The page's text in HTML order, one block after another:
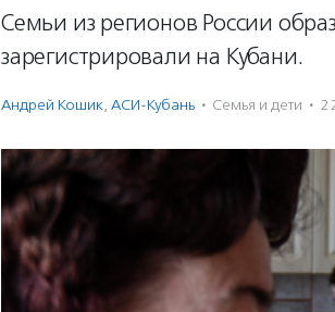
Семьи из регионов России
зарегистрировали на Кубани.
Андрей Кошик, АСИ-Кубань · Семья и дети ·